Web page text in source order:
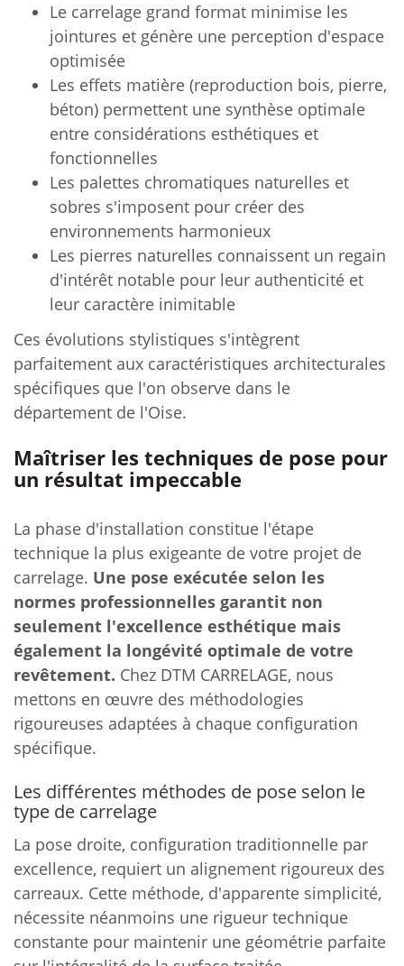
Le carrelage grand format minimise les
jointures et génère une perception d'espace
optimisée
Les effets matière (reproduction bois, pierre,
béton) permettent une synthèse optimale
entre considérations esthétiques et
fonctionnelles
Les palettes chromatiques naturelles et
sobres s'imposent pour créer des
environnements harmonieux
Les pierres naturelles connaissent un regain
d'intérêt notable pour leur authenticité et
leur caractère inimitable
Ces évolutions stylistiques s'intègrent
parfaitement aux caractéristiques architecturales
spécifiques que l'on observe dans le
département de l'Oise.
Maîtriser les techniques de pose pour
un résultat impeccable
La phase d'installation constitue l'étape
technique la plus exigeante de votre projet de
carrelage. Une pose exécutée selon les
normes professionnelles garantit non
seulement l'excellence esthétique mais
également la longévité optimale de votre
revêtement. Chez DTM CARRELAGE, nous
mettons en œuvre des méthodologies
rigoureuses adaptées à chaque configuration
spécifique.
Les différentes méthodes de pose selon le
type de carrelage
La pose droite, configuration traditionnelle par
excellence, requiert un alignement rigoureux des
carreaux. Cette méthode, d'apparente simplicité,
nécessite néanmoins une rigueur technique
constante pour maintenir une géométrie parfaite